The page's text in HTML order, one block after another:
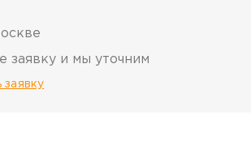
заявку и мы уточним
заявку